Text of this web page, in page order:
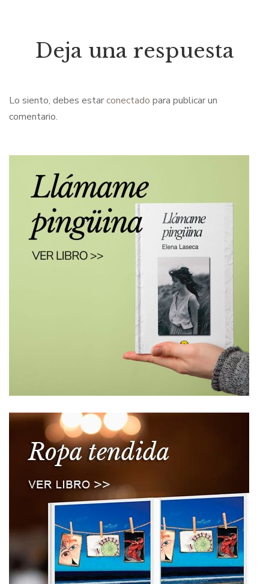
Deja una respuesta
Lo siento, debes estarconectado para publicar un
comentario.